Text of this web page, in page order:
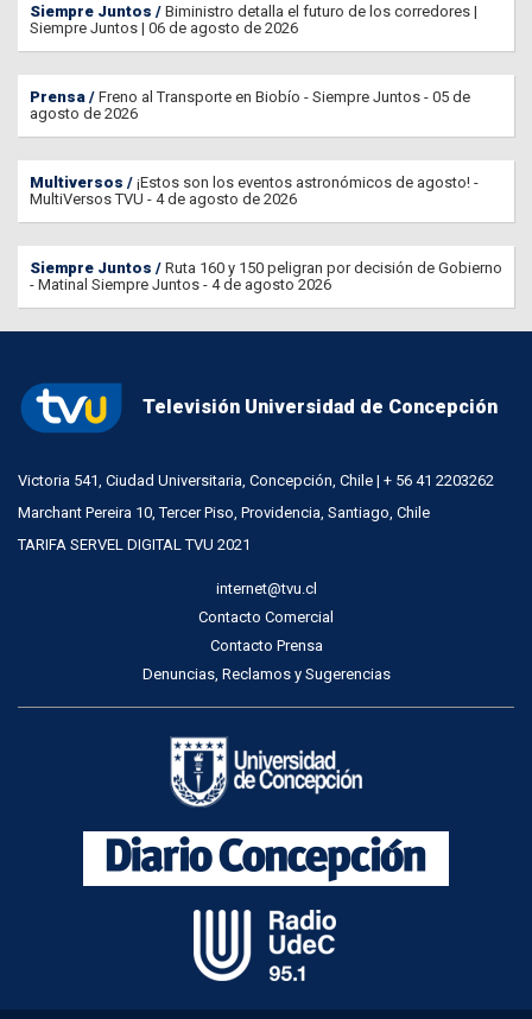
Siempre Juntos
Biministro detalla el futuro de los corredores |
Siempre Juntos | 06 de agosto de 2026
Prensa
Freno al Transporte en Biobío - Siempre Juntos - 05 de
agosto de 2026
Multiversos
¡Estos son los eventos astronómicos de agosto! -
MultiVersos TVU - 4 de agosto de 2026
Siempre Juntos
Ruta 160 y 150 peligran por decisión de Gobierno
- Matinal Siempre Juntos - 4 de agosto 2026
Televisión Universidad de Concepción
Victoria 541, Ciudad Universitaria, Concepción, Chile | + 56 41 2203262
Marchant Pereira 10, Tercer Piso, Providencia, Santiago, Chile
TARIFA SERVEL DIGITAL TVU 2021
internet@tvu.cl
Contacto Comercial
Contacto Prensa
Denuncias, Reclamos y Sugerencias